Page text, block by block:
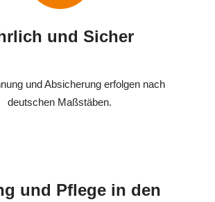
und Sicher
und Absicherung erfolgen nach
deutschen Maßstäben.
und Pflege in den